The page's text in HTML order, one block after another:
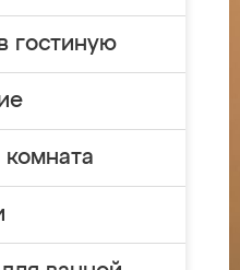
гостиную
комната